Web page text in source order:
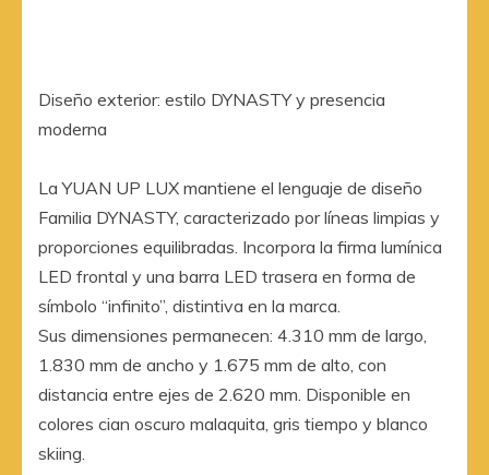
Diseño exterior: estilo DYNASTY y presencia
moderna
La YUAN UP LUX mantiene el lenguaje de diseño
Familia DYNASTY, caracterizado por líneas limpias y
proporciones equilibradas. Incorpora la firma lumínica
LED frontal y una barra LED trasera en forma de
símbolo “infinito”, distintiva en la marca.
Sus dimensiones permanecen: 4.310 mm de largo,
1.830 mm de ancho y 1.675 mm de alto, con
distancia entre ejes de 2.620 mm. Disponible en
colores cian oscuro malaquita, gris tiempo y blanco
skiing.